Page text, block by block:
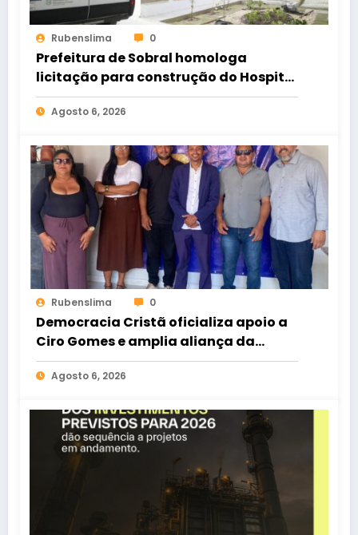
Rubenslima 0
Prefeitura de Sobral homologa
licitação para construção do Hospital
de Taperuaba
Agosto 6, 2026
Rubenslima 0
Democracia Cristã oficializa apoio a
Ciro Gomes e amplia aliança da
oposição no Ceará
Agosto 6, 2026